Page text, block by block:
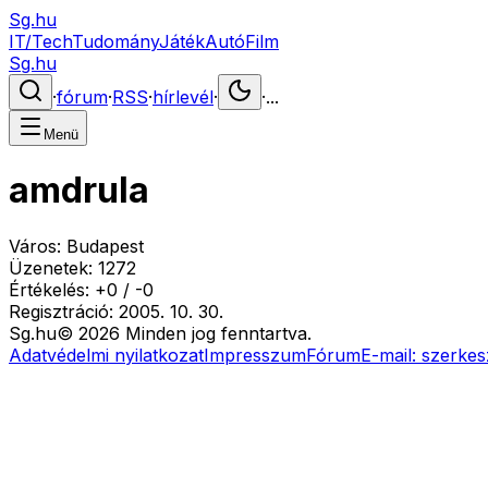
Sg.hu
IT/TechTudományJátékAutóFilm
Sg.hu
·fórum·RSS·hírlevél· ·...
Menü
amdrula
Város: Budapest
Üzenetek: 1272
Értékelés: +0 / -0
Regisztráció: 2005. 10. 30.
Sg.hu© 2026 Minden jog fenntartva.
Adatvédelmi nyilatkozatImpresszumFórumE-mail: